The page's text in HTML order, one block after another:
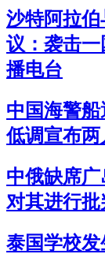
沙特阿拉
议：袭击
播电台
中国海警
低调宣布
中俄缺席
对其进行
泰国学校